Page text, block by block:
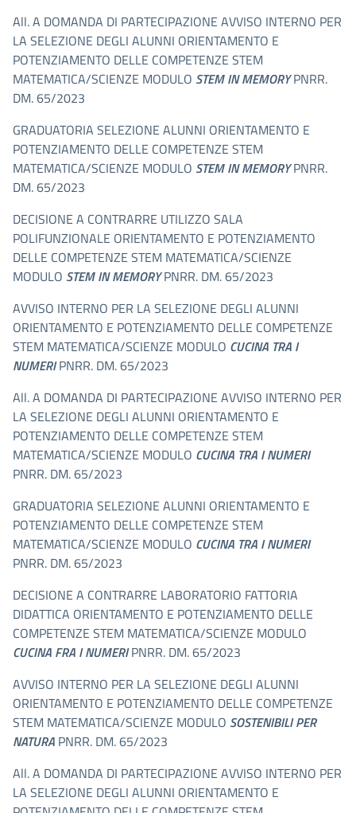
All. A DOMANDA DI PARTECIPAZIONE AVVISO INTERNO PER
LA SELEZIONE DEGLI ALUNNI ORIENTAMENTO E
POTENZIAMENTO DELLE COMPETENZE STEM
MATEMATICA/SCIENZE MODULO STEM IN MEMORYPNRR.
DM. 65/2023
GRADUATORIA SELEZIONE ALUNNI ORIENTAMENTO E
POTENZIAMENTO DELLE COMPETENZE STEM
MATEMATICA/SCIENZE MODULO STEM IN MEMORYPNRR.
DM. 65/2023
DECISIONE A CONTRARRE UTILIZZO SALA
POLIFUNZIONALE ORIENTAMENTO E POTENZIAMENTO
DELLE COMPETENZE STEM MATEMATICA/SCIENZE
MODULO STEM IN MEMORYPNRR. DM. 65/2023
AVVISO INTERNO PER LA SELEZIONE DEGLI ALUNNI
ORIENTAMENTO E POTENZIAMENTO DELLE COMPETENZE
STEM MATEMATICA/SCIENZE MODULO CUCINA TRA I
NUMERIPNRR. DM. 65/2023
All. A DOMANDA DI PARTECIPAZIONE AVVISO INTERNO PER
LA SELEZIONE DEGLI ALUNNI ORIENTAMENTO E
POTENZIAMENTO DELLE COMPETENZE STEM
MATEMATICA/SCIENZE MODULO CUCINA TRA I NUMERI
PNRR. DM. 65/2023
GRADUATORIA SELEZIONE ALUNNI ORIENTAMENTO E
POTENZIAMENTO DELLE COMPETENZE STEM
MATEMATICA/SCIENZE MODULO CUCINA TRA I NUMERI
PNRR. DM. 65/2023
DECISIONE A CONTRARRE LABORATORIO FATTORIA
DIDATTICA ORIENTAMENTO E POTENZIAMENTO DELLE
COMPETENZE STEM MATEMATICA/SCIENZE MODULO
CUCINA FRA I NUMERIPNRR. DM. 65/2023
AVVISO INTERNO PER LA SELEZIONE DEGLI ALUNNI
ORIENTAMENTO E POTENZIAMENTO DELLE COMPETENZE
STEM MATEMATICA/SCIENZE MODULO SOSTENIBILI PER
NATURA PNRR. DM. 65/2023
All. A DOMANDA DI PARTECIPAZIONE AVVISO INTERNO PER
LA SELEZIONE DEGLI ALUNNI ORIENTAMENTO E